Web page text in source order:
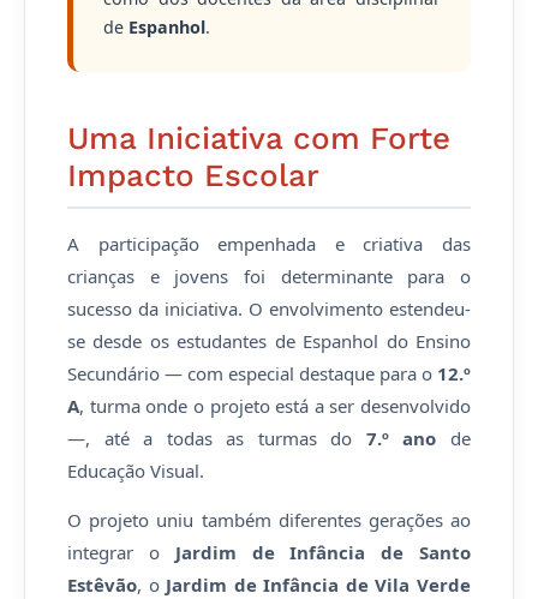
de Espanhol.
Uma Iniciativa com Forte
Impacto Escolar
A participação empenhada e criativa das
crianças e jovens foi determinante para o
sucesso da iniciativa. O envolvimento estendeu-
se desde os estudantes de Espanhol do Ensino
Secundário — com especial destaque para o 12.º
A, turma onde o projeto está a ser desenvolvido
—, até a todas as turmas do 7.º ano de
Educação Visual.
O projeto uniu também diferentes gerações ao
integrar o Jardim de Infância de Santo
Estêvão, o Jardim de Infância de Vila Verde